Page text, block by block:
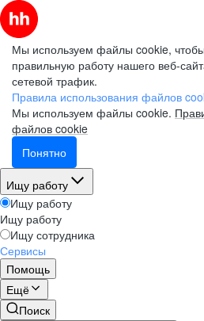
Мы используем файлы cookie,
правильную работу нашего веб-
сетевой трафик.
Правила использования файлов
Мы используем файлы cookie.
файлов cookie
Понятно
Ищу работу
Ищу работу
Ищу работу
Ищу сотрудника
Сервисы
Помощь
Ещё
Поиск